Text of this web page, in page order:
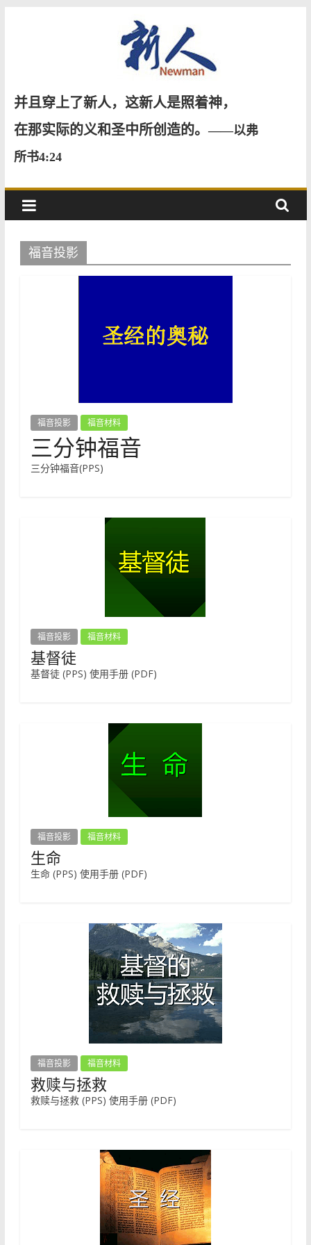
新
人
并且穿上了新人，这新人是照着神，
在那实际的义和圣中所创造的。——以弗
所书4:24
福音投影
福音投影 福音材料
三分钟福音
三分钟福音(PPS)
福音投影 福音材料
基督徒
基督徒 (PPS) 使用手册 (PDF)
福音投影 福音材料
生命
生命 (PPS) 使用手册 (PDF)
福音投影 福音材料
救赎与拯救
救赎与拯救 (PPS) 使用手册 (PDF)